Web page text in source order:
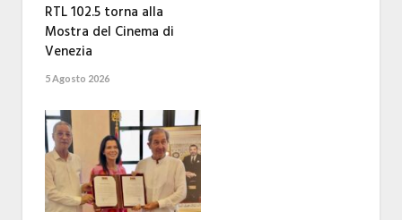
RTL 102.5 torna alla
Mostra del Cinema di
Venezia
5 Agosto 2026